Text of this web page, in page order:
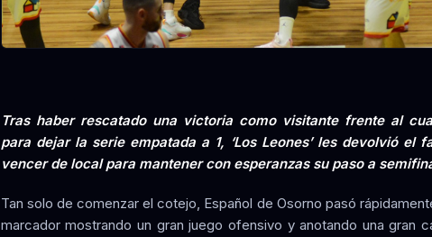
Tras haber rescatado una victoria como visitante frente al
para dejar la serie empatada a 1, ‘Los Leones’ les devolvió el
vencer de local para mantener con esperanzas su paso a
Tan solo de comenzar el cotejo, Español de Osorno pasó
marcador mostrando un gran juego ofensivo y anotando una gran